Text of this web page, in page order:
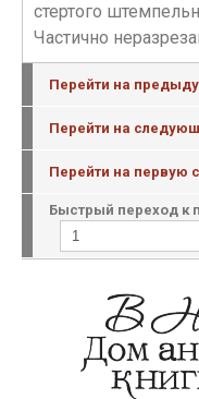
стертого
Частично
Перейти на
Перейти на
Перейти на первую
Быстрый переход к